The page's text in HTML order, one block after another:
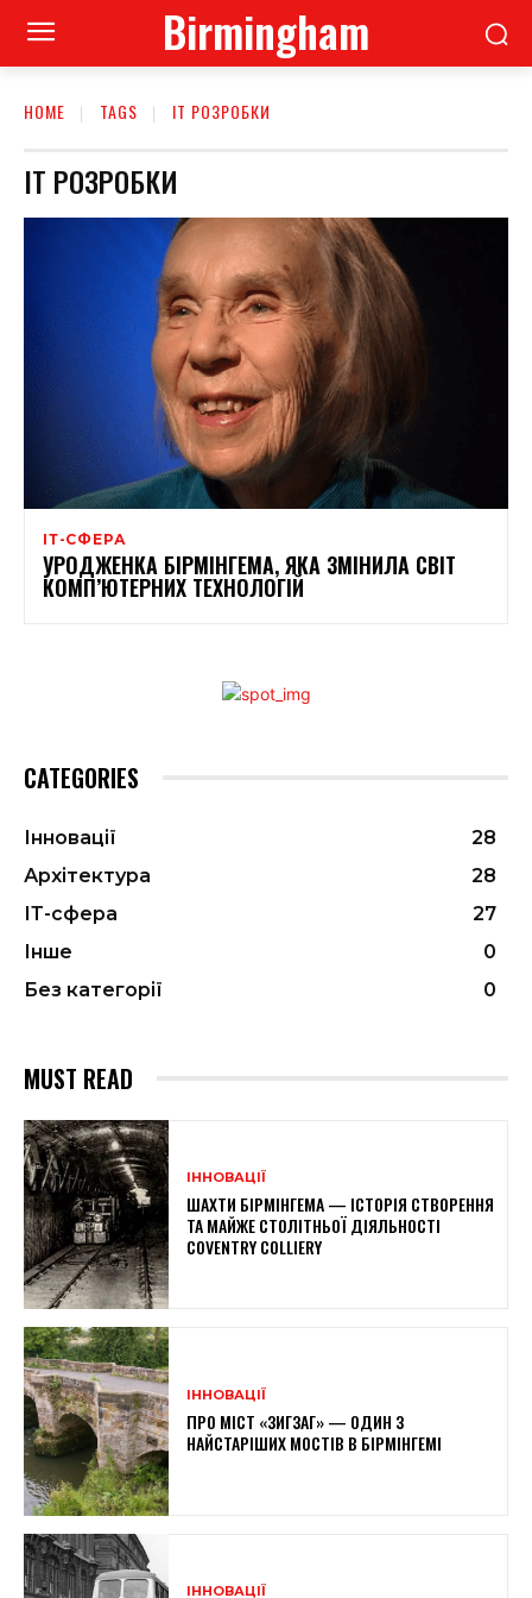
Birmingham
HOME TAGS IT РОЗРОБКИ
IT РОЗРОБКИ
ІТ-СФЕРА
УРОДЖЕНКА БІРМІНГЕМА, ЯКА ЗМІНИЛА СВІТ
КОМП’ЮТЕРНИХ ТЕХНОЛОГІЙ
CATEGORIES
Інновації
28
Архітектура
28
ІТ-сфера
27
Інше
0
Без категорії
0
MUST READ
ІННОВАЦІЇ
ШАХТИ БІРМІНГЕМА — ІСТОРІЯ СТВОРЕННЯ
ТА МАЙЖЕ СТОЛІТНЬОЇ ДІЯЛЬНОСТІ
COVENTRY COLLIERY
ІННОВАЦІЇ
ПРО МІСТ «ЗИГЗАГ» — ОДИН З
НАЙСТАРІШИХ МОСТІВ В БІРМІНГЕМІ
ІННОВАЦІЇ